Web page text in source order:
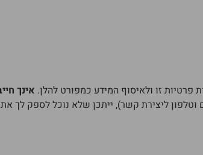
זו ולאיסוף המידע כמפורט להלן. אינך
ליצירת קשר), ייתכן שלא נוכל לספק לך